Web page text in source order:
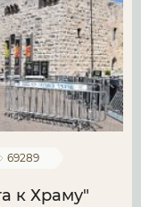
69289
к Храму"